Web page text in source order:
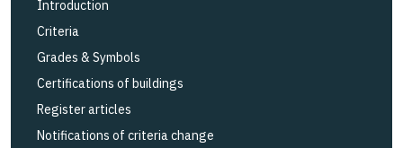
Introduction
Criteria
Grades & Symbols
Certifications of buildings
Register articles
Notifications of criteria change